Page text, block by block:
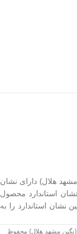
هلال) دارای نشان
استاندارد محصول
در پایین نشان استاندارد را به
مشهد هلال) محفوظ